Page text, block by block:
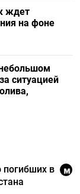
ждет
на фоне
ситуацией